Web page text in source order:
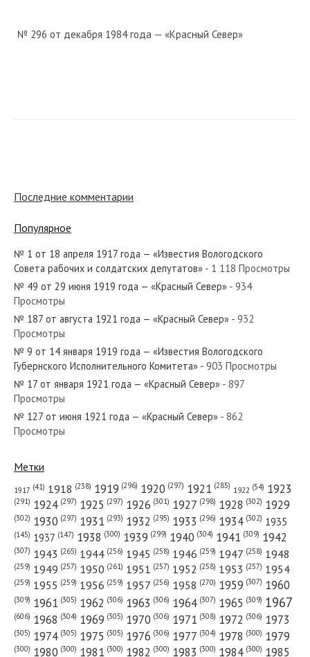
№ 296 от декабря 1984 года — «Красный Север»
№ 58 от марта 1973 года — «Красный Север»
№ 117 от мая 1932 года — «Красный Север»
№ 268 от ноября 1975 года — «Красный Север»
№ 12 от января 1972 года — «Красный Север»
№ 29 от февраля 1960 года — «Красный Север»
Последние комментарии
Популярное
№ 1 от 18 апреля 1917 года — «Известия Вологодского
Совета рабочих и солдатских депутатов» - 1 118 Просмотры
№ 49 от 29 июня 1919 года — «Красный Север» - 934
Просмотры
№ 187 от августа 1921 года — «Красный Север» - 932
Просмотры
№ 9 от 14 января 1919 года — «Известия Вологодского
Губернского Исполнительного Комитета» - 903 Просмотры
№ 17 от января 1921 года — «Красный Север» - 897
Просмотры
№ 127 от июня 1921 года — «Красный Север» - 862
Просмотры
Метки
1917 (41) 1918 (238) 1919 (296) 1920 (297) 1921 (285) 1922 (54) 1923
(291) 1924 (297) 1925 (297) 1926 (301) 1927 (298) 1928 (302) 1929
(302) 1930 (297) 1931 (293) 1932 (295) 1933 (296) 1934 (302) 1935
(145) 1937 (147) 1938 (300) 1939 (299) 1940 (304) 1941 (309) 1942
(307) 1943 (265) 1944 (256) 1945 (258) 1946 (259) 1947 (258) 1948
(259) 1949 (257) 1950 (261) 1951 (257) 1952 (258) 1953 (257) 1954
(259) 1955 (259) 1956 (259) 1957 (256) 1958 (270) 1959 (307) 1960
(309) 1961 (305) 1962 (306) 1963 (306) 1964 (307) 1965 (309) 1967
(606) 1968 (304) 1969 (305) 1970 (306) 1971 (308) 1972 (306) 1973
(305) 1974 (305) 1975 (305) 1976 (306) 1977 (304) 1978 (300) 1979
(300) 1980 (300) 1981 (300) 1982 (300) 1983 (300) 1984 (300) 1985